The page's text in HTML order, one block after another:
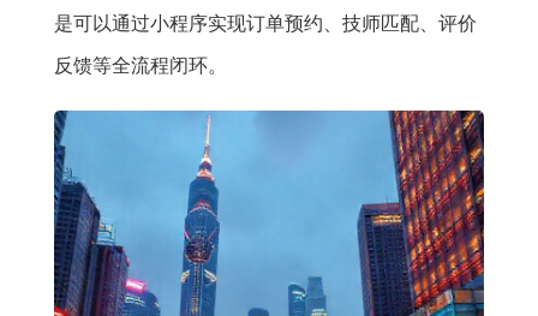
是可以通过小程序实现订单预约、技师匹配、评价
反馈等全流程闭环。